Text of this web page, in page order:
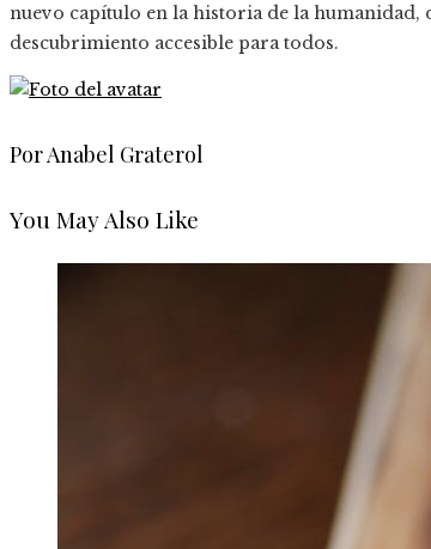
nuevo capítulo en la historia de la humanidad,
descubrimiento accesible para todos.
Por Anabel Graterol
You May Also Like